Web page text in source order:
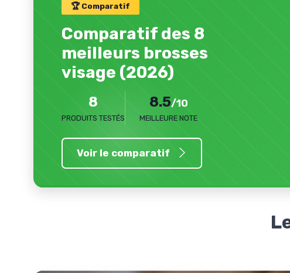
🏆 Comparatif
Comparatif des 8
meilleurs brosses
visage (2026)
8
PRODUITS TESTÉS
8.5/10
MEILLEURE NOTE
Voir le comparatif